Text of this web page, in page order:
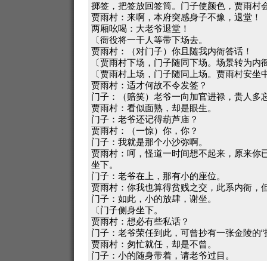
掷签，把签放回签筒。门子使颜色，贾雨村
贾雨村：来啊，本府突感身子不豫，退堂！
两厢吆喝：大老爷退堂！
〔衙役将一干人等带下场去。
贾雨村：（对门子）你且随我内衙答话！
〔贾雨村下场，门子随同下场。场景转为内
〔贾雨村上场，门子随同上场。贾雨村安坐
贾雨村：适才何故不令发签？
门子：（赔笑）老爷一向加官进禄，贵人多
贾雨村：看似面熟，却是眼生。
门子：老爷还记得葫芦庙？
贾雨村：（一惊）你，你？
门子：我就是那个小沙弥啊。
贾雨村：呵，怪道一时间想不起来，原来你
坐下。
门子：老爷在上，那有小的座位。
贾雨村：你我也算得贫贱之交，此系内衙，
门子：如此，小的放肆，谢坐。
〔门子侧身坐下。
贾雨村：想必有些私话？
门子：老爷荣任到此，可曾抄有一张金陵的“
贾雨村：匆忙就任，却是不曾。
门子：小的随身带着，请老爷过目。